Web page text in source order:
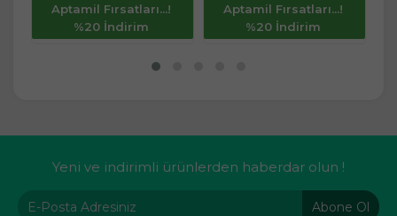
Aptamil Fırsatları...!
%20 İndirim
Aptamil Fırsatları...!
%20 İndirim
Yeni ve indirimli ürünlerden haberdar olun !
Abone Ol